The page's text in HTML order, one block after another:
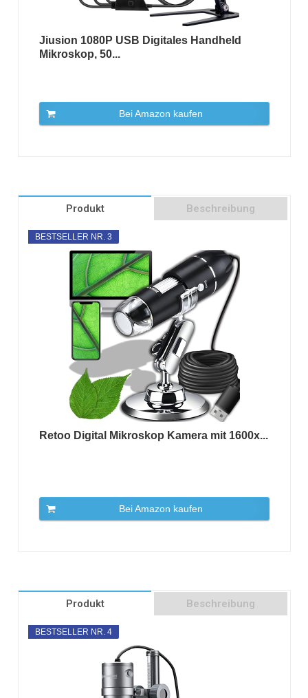
Jiusion 1080P USB Digitales Handheld
Mikroskop, 50...
Bei Amazon kaufen
Produkt Beschreibung
BESTSELLER NR. 3
Retoo Digital Mikroskop Kamera mit 1600x...
Bei Amazon kaufen
Produkt Beschreibung
BESTSELLER NR. 4